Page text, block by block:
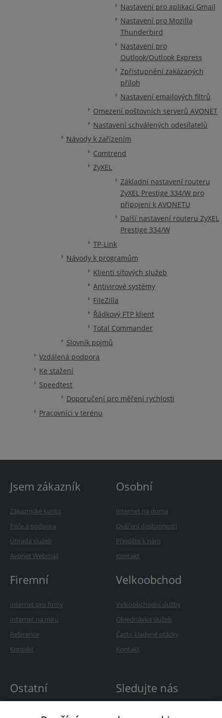
Nastavení pro aplikaci Gmail
Nastavení pro Mozilla
Thunderbird
Nastavení pro
Outlook/Outlook Express
Zpřístupnění zakázaných
příloh
Nastavení emailových filtrů
Omezení poštovních serverů AVONET
Nastavení schválených odesílatelů
Návody k zařízením
Comtrend
ZyXEL
Základní nastavení routeru
ZyXEL Prestige 334/W pro
připojení k AVONETU
Další nastavení routeru ZyXEL
Prestige 334/W
TP-Link
Návody k programům
Klienti síťových služeb
Antivirové systémy
FileZilla
Řádkový FTP klient
Total Commander
Slovník pojmů
Vzdálená podpora
Ke stažení
Speedtest
Doporučení pro měření rychlosti
Pracovníci v terénu
Jsem zákazník
Zákaznické konto
Péče a podpora
Úhrada služeb
Avonet Webmail
Osobní
Internet na doma
Ověření dostupnosti
Přejděte k nám
Kontakt
Firemní
Internet pro firmy
Internet na míru
Reference
Kontakt
Velkoobchod
Velkoobchodní služby
Objednávka služeb
Často kladené otázky
Kontakt
Ostatní Sledujte nás